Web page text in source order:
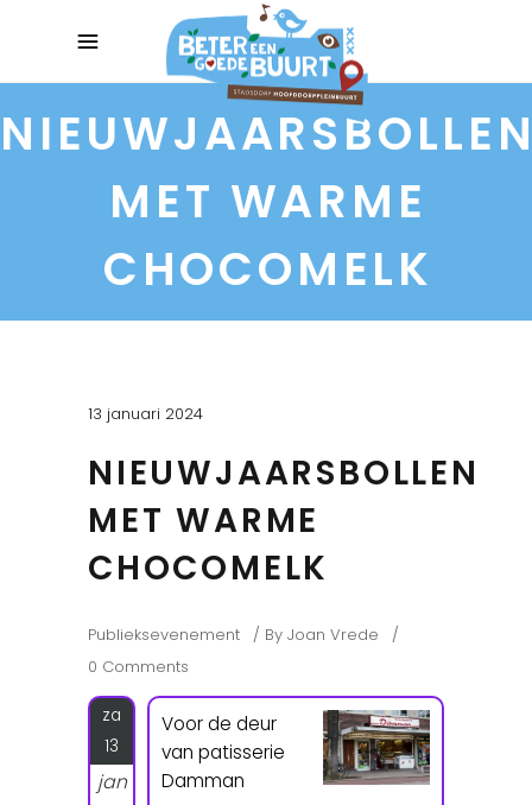
MET WARME
CHOCOMELK
13 januari 2024
NIEUWJAARSBOLLEN
MET WARME
CHOCOMELK
Publieksevenement By Joan Vrede
0 Comments
za
13
jan
Voor de deur
van patisserie
Damman